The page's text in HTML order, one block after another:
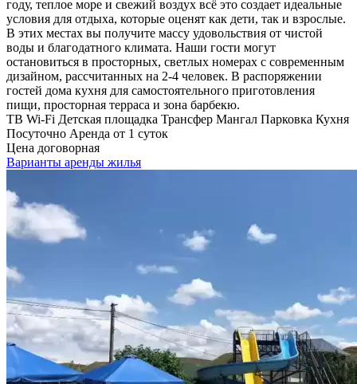
году, теплое море и свежий воздух всё это создает идеальные
условия для отдыха, которые оценят как дети, так и взрослые.
В этих местах вы получите массу удовольствия от чистой
воды и благодатного климата. Наши гости могут
остановиться в просторных, светлых номерах с современным
дизайном, рассчитанных на 2-4 человек. В распоряжении
гостей дома кухня для самостоятельного приготовления
пищи, просторная терраса и зона барбекю.
ТВ Wi-Fi Детская площадка Трансфер Мангал Парковка Кухня
Посуточно Аренда от 1 суток
Цена договорная
Варианты аренды жилья